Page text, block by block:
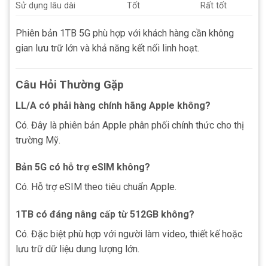
Sử dụng lâu dài
Tốt Rất tốt
Phiên bản 1TB 5G phù hợp với khách hàng cần không
gian lưu trữ lớn và khả năng kết nối linh hoạt.
Câu Hỏi Thường Gặp
LL/A có phải hàng chính hãng Apple không?
Có. Đây là phiên bản Apple phân phối chính thức cho thị
trường Mỹ.
Bản 5G có hỗ trợ eSIM không?
Có. Hỗ trợ eSIM theo tiêu chuẩn Apple.
1TB có đáng nâng cấp từ 512GB không?
Có. Đặc biệt phù hợp với người làm video, thiết kế hoặc
lưu trữ dữ liệu dung lượng lớn.